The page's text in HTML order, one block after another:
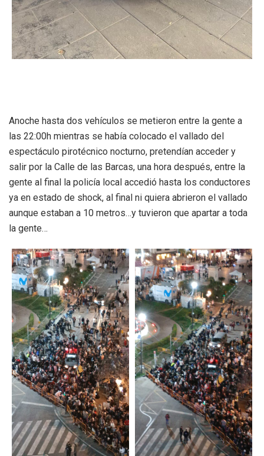
Anoche hasta dos vehículos se metieron entre la gente a
las 22:00h mientras se había colocado el vallado del
espectáculo pirotécnico nocturno, pretendían acceder y
salir por la Calle de las Barcas, una hora después, entre la
gente al final la policía local accedió hasta los conductores
ya en estado de shock, al final ni quiera abrieron el vallado
aunque estaban a 10 metros…y tuvieron que apartar a toda
la gente…